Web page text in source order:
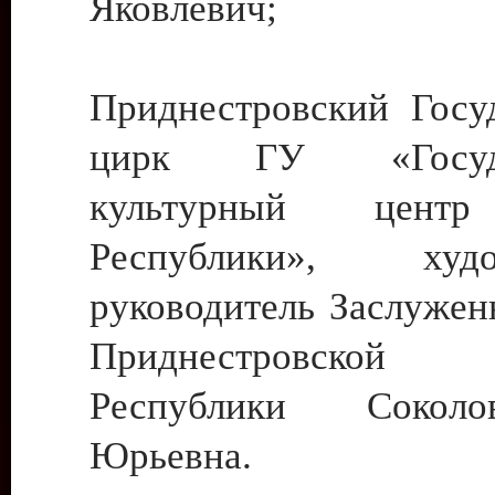
Приднестровский
цирк ГУ
культурный
Республики»,
руководитель
Приднестровской
Республики
Юрьевна.